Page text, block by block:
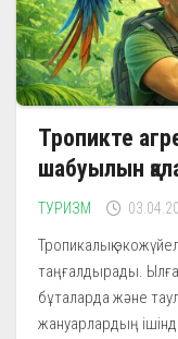
Тропикте
шабуылын
ТУРИЗМ
Тропикалық
таңғалдырады.
бұталарда және
жануарлардың